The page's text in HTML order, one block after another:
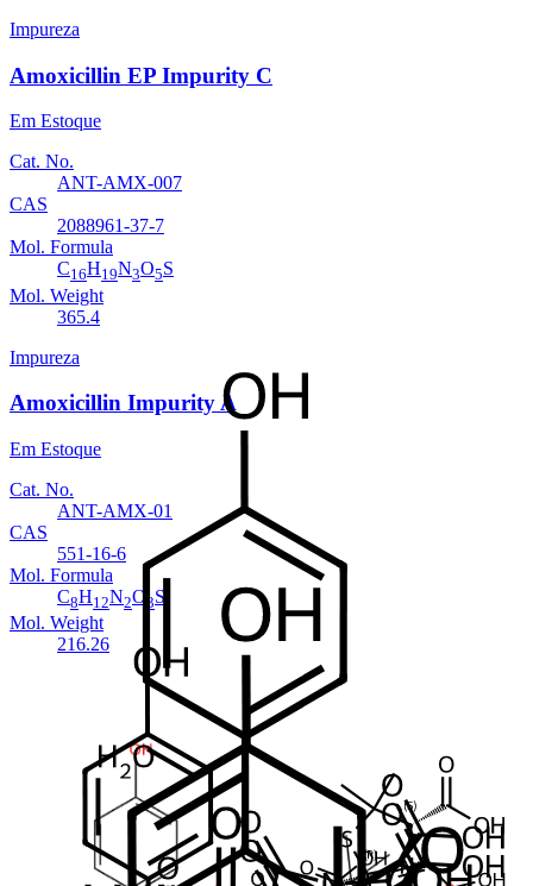
Impureza
Amoxicillin EP Impurity C
Em Estoque
Cat. No.
ANT-AMX-007
CAS
2088961-37-7
Mol. Formula
C16H19N3O5S
Mol. Weight
365.4
Impureza
Amoxicillin Impurity A
Em Estoque
Cat. No.
ANT-AMX-01
CAS
551-16-6
Mol. Formula
C8H12N2O 3S
Mol. Weight
216.26
Amoxicillin Impurity D
Em Estoque
ANT-AMX-03
68728-47-2